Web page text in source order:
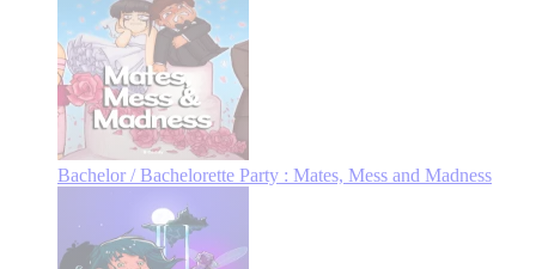
Bachelor / Bachelorette Party : Mates, Mess and Madness